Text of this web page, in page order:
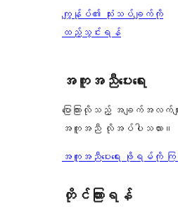
သုံးသပ်
ချက်
ပွင့်
အဆင့်
0
စောင်
ကျွန်ုပ်၏ သုံးသပ်ချက်ကို
ထည့်သွင်းရန်
အကူအညီပေးရေး
ပြောကြားလိုသည့် အချက်အလက်မျ
အကူအညီ လိုအပ်ပါသလား။
အကူအညီပေးရေး ဖိုရမ်ကို
တိုင်ကြားရန်